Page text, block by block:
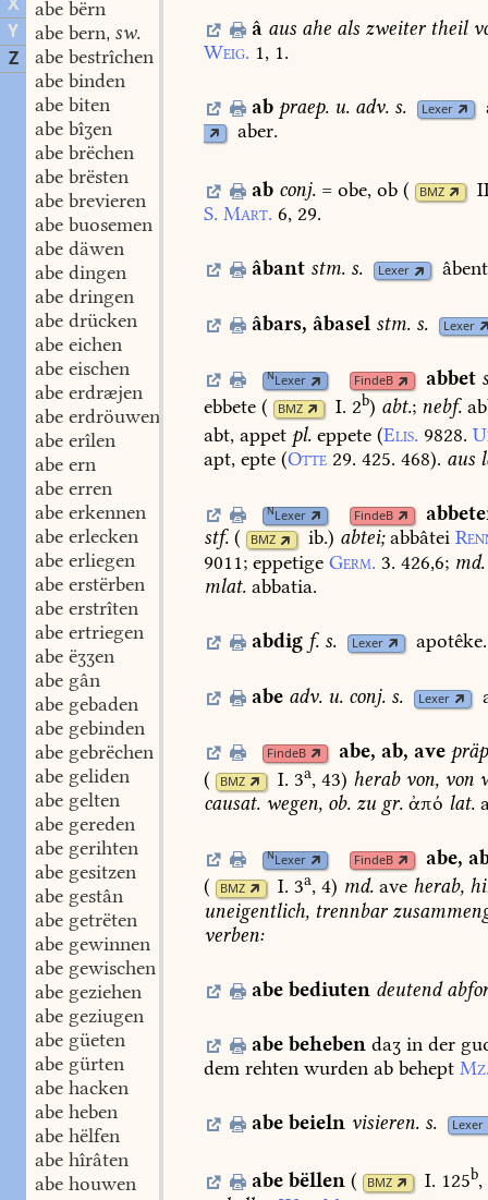
Y
Z
abe bërn
abe bern, sw.
abe bestrîchen
abe binden
abe biten
abe bîʒen
abe brëchen
abe brësten
abe brevieren
abe buosemen
abe däwen
abe dingen
abe dringen
abe drücken
abe eichen
abe eischen
abe erdræjen
abe erdröuwen
abe erîlen
abe ern
abe erren
abe erkennen
abe erlecken
abe erliegen
abe erstërben
abe erstrîten
abe ertriegen
abe ëʒʒen
abe gân
abe gebaden
abe gebinden
abe gebrëchen
abe geliden
abe gelten
abe gereden
abe gerihten
abe gesitzen
abe gestân
abe getrëten
abe gewinnen
abe gewischen
abe geziehen
abe geziugen
abe güeten
abe gürten
abe hacken
abe heben
abe hëlfen
abe hîrâten
abe houwen
â ausahe alszweitertheil
Weig. 1, 1.
ab praep. u. adv. s. Lexer
aber.
ab conj.=obe,ob ( BMZ
S. Mart. 6, 29.
âbant stm. s. Lexer
âbars, âbasel stm. s. Lexer
NLexer FindeB abbet
ebbete ( BMZ I. 2b) abt.; nebf.
abt, appet pl. eppete (Elis. 9828.
apt, epte (Otte 29. 425. 468). aus
NLexer FindeB
stf. ( BMZ ib.) abtei; abbâtei
9011; eppetige Germ. 3. 426,6; md.
mlat. abbatia.
abdig f. s. Lexer apotêke.
abe adv. u. conj. s. Lexer
FindeB abe, ab, ave
(
BMZ I. 3a, 43) herabvon, von
causat. wegen, ob. zu gr. ἀπό lat.
NLexer FindeB abe,
(
BMZ I. 3a, 4) md. ave herab,
uneigentlich, trennbar
verben:
abebediuten deutend
abebeheben daʒinder
dem rehten wurden ab behept
abebeieln visieren. s. Lexer
abebëllen ( BMZ I. 125b,